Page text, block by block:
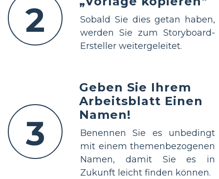
2
Sobald Sie dies getan haben,
werden Sie zum Storyboard-
Ersteller weitergeleitet.
3
Geben Sie Ihrem
Arbeitsblatt Einen
Namen!
Benennen Sie es unbedingt
mit einem themenbezogenen
Namen, damit Sie es in
Zukunft leicht finden können.